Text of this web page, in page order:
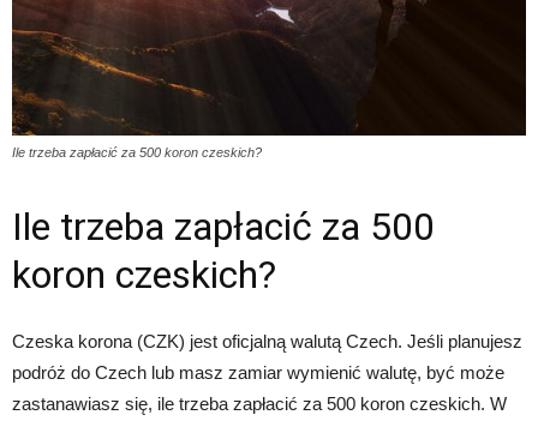
Ile trzeba zapłacić za 500 koron czeskich?
Ile trzeba zapłacić za 500
koron czeskich?
Czeska korona (CZK) jest oficjalną walutą Czech. Jeśli planujesz
podróż do Czech lub masz zamiar wymienić walutę, być może
zastanawiasz się, ile trzeba zapłacić za 500 koron czeskich. W